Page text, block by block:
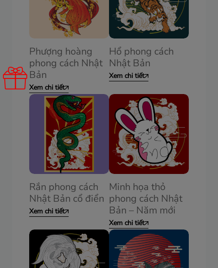
Phượng hoàng
phong cách Nhật
Bản
Xem chi tiết
Hổ phong cách
Nhật Bản
Xem chi tiết
Rắn phong cách
Nhật Bản cổ điển
Xem chi tiết
Minh họa thỏ
phong cách Nhật
Bản – Năm mới
Xem chi tiết